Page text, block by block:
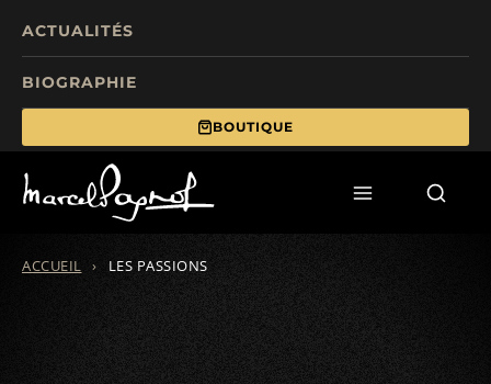
ACTUALITÉS
BIOGRAPHIE
BOUTIQUE
ACCUEIL › LES PASSIONS